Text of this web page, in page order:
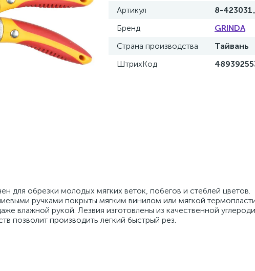
Артикул
8-
Бренд
GRINDA
Страна производства
Тайвань
ШтрихКод
для обрезки молодых мягких веток, побегов и стеблей цветов.
ручками покрыты мягким винилом или мягкой
влажной рукой. Лезвия изготовлены из качественной
позволит производить легкий быстрый рез.